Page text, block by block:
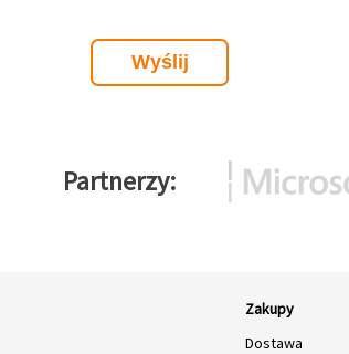
Partnerzy
Zakupy
Dostawa